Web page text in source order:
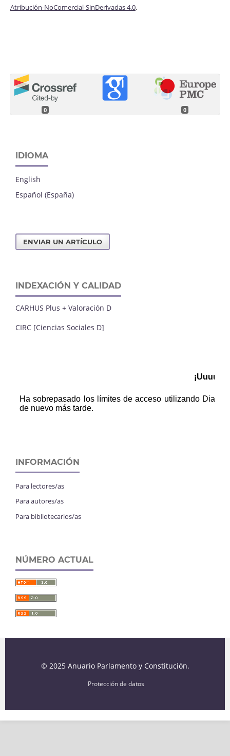
Atribución-NoComercial-SinDerivadas 4.0.
0 0
IDIOMA
English
Español (España)
ENVIAR UN ARTÍCULO
INDEXACIÓN Y CALIDAD
CARHUS Plus + Valoración D
CIRC [Ciencias Sociales D]
INFORMACIÓN
Para lectores/as
Para autores/as
Para bibliotecarios/as
NÚMERO ACTUAL
© 2025 Anuario Parlamento y Constitución.
Protección de datos